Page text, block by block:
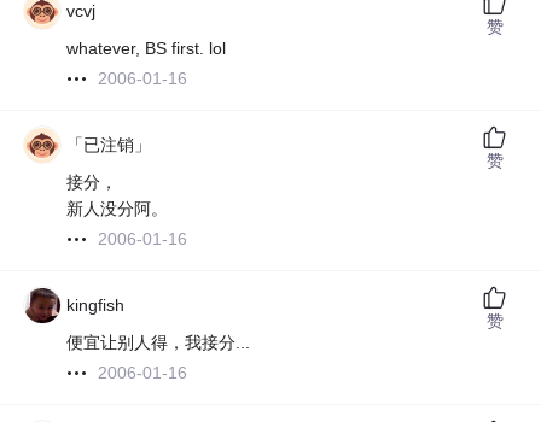
vcvj
whatever, BS first. lol
2006-01-16
赞
「已注销」
接分，
新人没分阿。
2006-01-16
赞
kingfish
便宜让别人得，我接分...
2006-01-16
赞